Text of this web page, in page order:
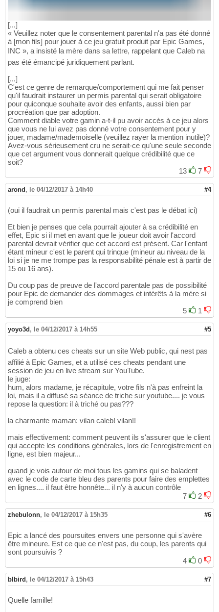
[...]
« Veuillez noter que le consentement parental n'a pas été donné
à [mon fils] pour jouer à ce jeu gratuit produit par Epic Games,
INC », a insisté la mère dans sa lettre, rappelant que Caleb na
pas été émancipé juridiquement parlant.
[...]
C'est ce genre de remarque/comportement qui me fait penser
qu'il faudrait instaurer un permis parental qui serait obligatoire
pour quiconque souhaite avoir des enfants, aussi bien par
procréation que par adoption.
Comment diable votre gamin a-t-il pu avoir accès à ce jeu alors
que vous ne lui avez pas donné votre consentement pour y
jouer, madame/mademoiselle (veuillez rayer la mention inutile)?
Avez-vous sérieusement cru ne serait-ce qu'une seule seconde
que cet argument vous donnerait quelque crédibilité que ce
soit?
13
7
arond , le 04/12/2017 à 14h40 #4
(oui il faudrait un permis parental mais c'est pas le débat ici)
Et bien je penses que cela pourrait ajouter à sa crédibilité en
effet, Epic si il met en avant que le joueur doit avoir l'accord
parental devrait vérifier que cet accord est présent. Car l'enfant
étant mineur c'est le parent qui trinque (mineur au niveau de la
loi si je ne me trompe pas la responsabilité pénale est à partir de
15 ou 16 ans).
Du coup pas de preuve de l'accord parentale pas de possibilité
pour Epic de demander des dommages et intérêts à la mère si
je comprend bien
5
1
yoyo3d , le 04/12/2017 à 14h55 #5
Caleb a obtenu ces cheats sur un site Web public, qui nest pas
affilié à Epic Games, et a utilisé ces cheats pendant une
session de jeu en live stream sur YouTube.
le juge:
hum, alors madame, je récapitule, votre fils n'à pas enfreint la
loi, mais il a diffusé sa séance de triche sur youtube.... je vous
repose la question: il à triché ou pas???
la charmante maman: vilan caleb! vilan!!
mais effectivement: comment peuvent ils s'assurer que le client
qui accepte les conditions générales, lors de l'enregistrement en
ligne, est bien majeur...
quand je vois autour de moi tous les gamins qui se baladent
avec le code de carte bleu des parents pour faire des emplettes
en lignes.... il faut être honnête... il n'y à aucun contrôle
7
2
zhebulonn, le 04/12/2017 à 15h35 #6
Epic a lancé des poursuites envers une personne qui s'avère
être mineure. Est ce que ce n'est pas, du coup, les parents qui
sont poursuivis ?
4
0
blbird , le 04/12/2017 à 15h43 #7
Quelle famille!